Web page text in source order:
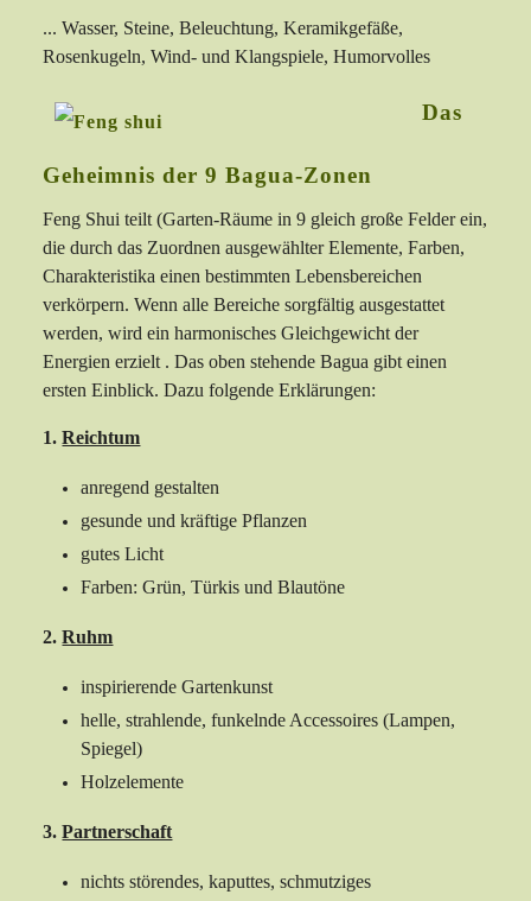
... Wasser, Steine, Beleuchtung, Keramikgefäße,
Rosenkugeln, Wind- und Klangspiele, Humorvolles
Das
Geheimnis der 9 Bagua-Zonen
Feng Shui teilt (Garten-Räume in 9 gleich große Felder ein,
die durch das Zuordnen ausgewählter Elemente, Farben,
Charakteristika einen bestimmten Lebensbereichen
verkörpern. Wenn alle Bereiche sorgfältig ausgestattet
werden, wird ein harmonisches Gleichgewicht der
Energien erzielt . Das oben stehende Bagua gibt einen
ersten Einblick. Dazu folgende Erklärungen:
1.Reichtum
anregend gestalten
gesunde und kräftige Pflanzen
gutes Licht
Farben: Grün, Türkis und Blautöne
2.Ruhm
inspirierende Gartenkunst
helle, strahlende, funkelnde Accessoires (Lampen,
Spiegel)
Holzelemente
3.Partnerschaft
nichts störendes, kaputtes, schmutziges